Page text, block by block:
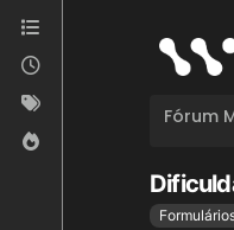
Skip to content
Fórum